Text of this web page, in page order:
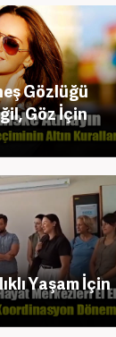
Gözlüğü
Göz İçin
Yaşam İçin